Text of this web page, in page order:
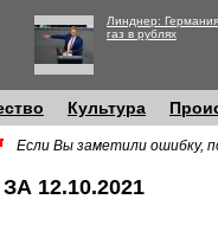
Линднер:
газ в рублях
Культура
Если Вы заметили ошибку,
12.10.2021